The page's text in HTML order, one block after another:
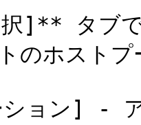
]** タブで
のホスト
ョン] - ア